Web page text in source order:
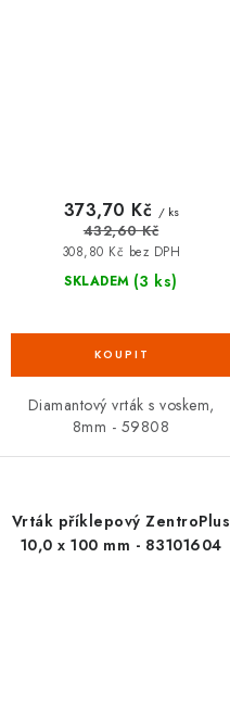
SKLADEM (3 ks)
308,80 Kč bez DPH
373,70 Kč / ks
432,60 Kč
Diamantový vrták s voskem,
8mm - 59808
Vrták příklepový ZentroPlus
10,0 x 100 mm - 83101604